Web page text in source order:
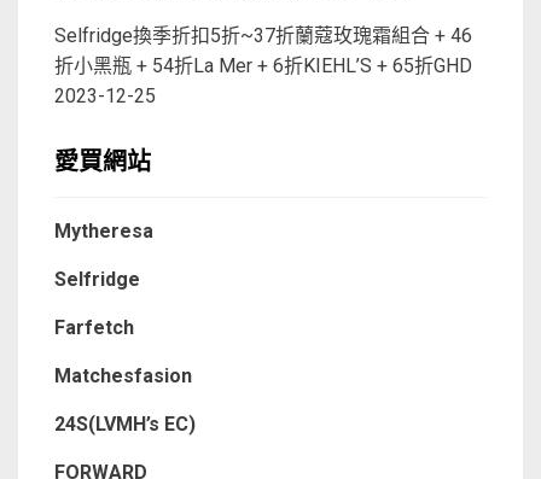
Selfridge換季折扣5折~37折蘭蔻玫瑰霜組合 + 46
折小黑瓶 + 54折La Mer + 6折KIEHL’S + 65折GHD
2023-12-25
愛買網站
Mytheresa
Selfridge
Farfetch
Matchesfasion
24S(LVMH’s EC)
FORWARD